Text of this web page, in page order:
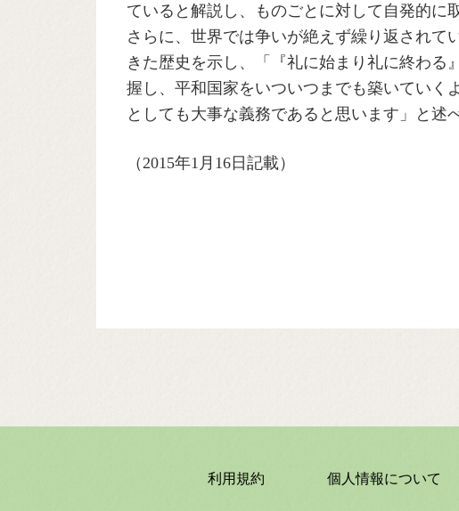
ていると解説し、ものごとに対して自発的に
さらに、世界では争いが絶えず繰り返されて
きた歴史を示し、「『礼に始まり礼に終わ
握し、平和国家をいついつまでも築いていく
としても大事な義務であると思います」と述
（2015年1月16日記載）
利用規約 個人情報について